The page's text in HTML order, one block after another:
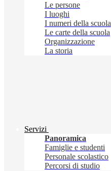
Le persone
I luoghi
I numeri della scuola
Le carte della scuola
Organizzazione
La storia
Servizi
Panoramica
Famiglie e studenti
Personale scolastico
Percorsi di studio